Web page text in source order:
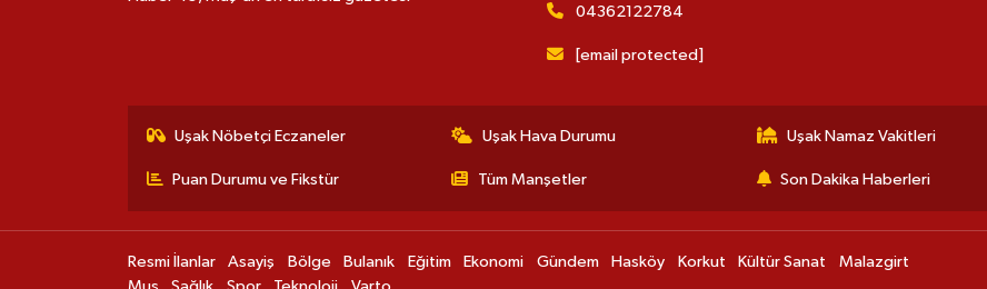
04362122784
[email protected]
Uşak Nöbetçi Eczaneler Uşak Hava Durumu Uşak Namaz Vakitleri
Puan Durumu ve Fikstür Tüm Manşetler Son Dakika Haberleri
Resmi İlanlar Asayiş Bölge Bulanık Eğitim Ekonomi Gündem Hasköy Korkut Kültür Sanat
Malazgirt
Muş
Sağlık Spor Teknoloji Varto